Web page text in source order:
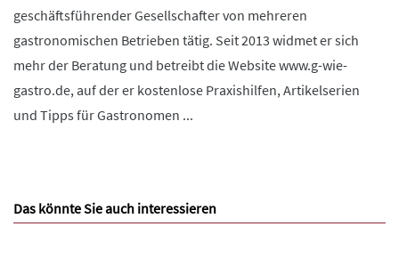
geschäftsführender Gesellschafter von mehreren
gastronomischen Betrieben tätig. Seit 2013 widmet er sich
mehr der Beratung und betreibt die Website www.g-wie-
gastro.de, auf der er kostenlose Praxishilfen, Artikelserien
und Tipps für Gastronomen ...
Das könnte Sie auch interessieren